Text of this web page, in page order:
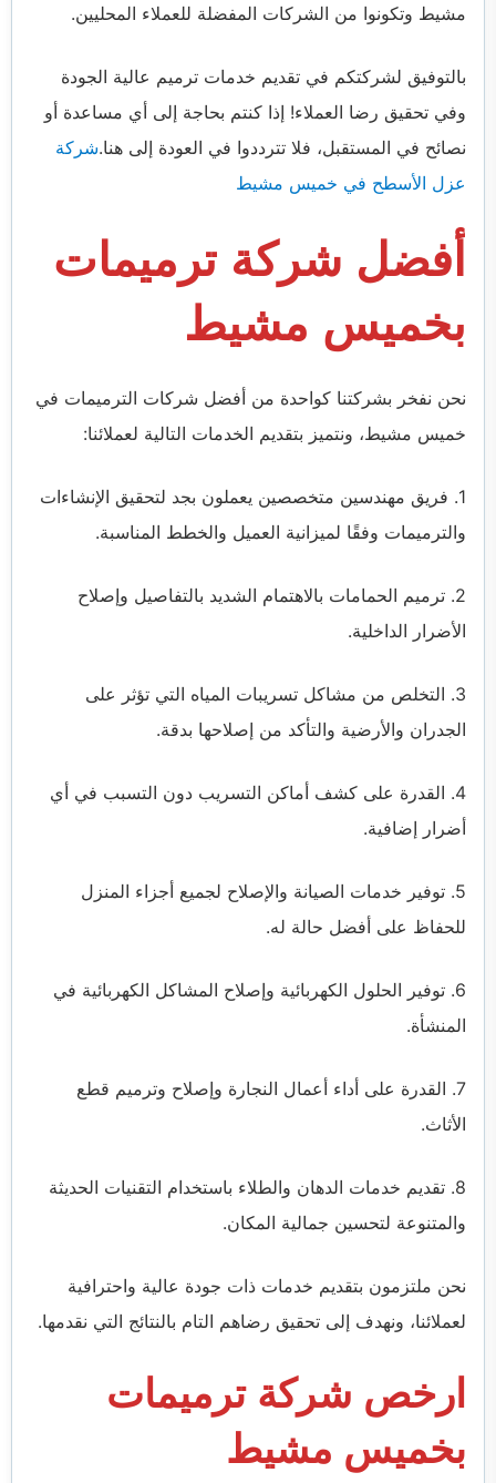
مشيط وتكونوا من الشركات المفضلة للعملاء المحليين.
بالتوفيق لشركتكم في تقديم خدمات ترميم عالية الجودة
وفي تحقيق رضا العملاء! إذا كنتم بحاجة إلى أي مساعدة أو
نصائح في المستقبل، فلا تترددوا في العودة إلى هنا.شركة
عزل الأسطح في خميس مشيط
أفضل شركة ترميمات
بخميس مشيط
نحن نفخر بشركتنا كواحدة من أفضل شركات الترميمات في
خميس مشيط، ونتميز بتقديم الخدمات التالية لعملائنا:
1. فريق مهندسين متخصصين يعملون بجد لتحقيق الإنشاءات
والترميمات وفقًا لميزانية العميل والخطط المناسبة.
2. ترميم الحمامات بالاهتمام الشديد بالتفاصيل وإصلاح
الأضرار الداخلية.
3. التخلص من مشاكل تسريبات المياه التي تؤثر على
الجدران والأرضية والتأكد من إصلاحها بدقة.
4. القدرة على كشف أماكن التسريب دون التسبب في أي
أضرار إضافية.
5. توفير خدمات الصيانة والإصلاح لجميع أجزاء المنزل
للحفاظ على أفضل حالة له.
6. توفير الحلول الكهربائية وإصلاح المشاكل الكهربائية في
المنشأة.
7. القدرة على أداء أعمال النجارة وإصلاح وترميم قطع
الأثاث.
8. تقديم خدمات الدهان والطلاء باستخدام التقنيات الحديثة
والمتنوعة لتحسين جمالية المكان.
نحن ملتزمون بتقديم خدمات ذات جودة عالية واحترافية
لعملائنا، ونهدف إلى تحقيق رضاهم التام بالنتائج التي نقدمها.
ارخص شركة ترميمات
بخميس مشيط